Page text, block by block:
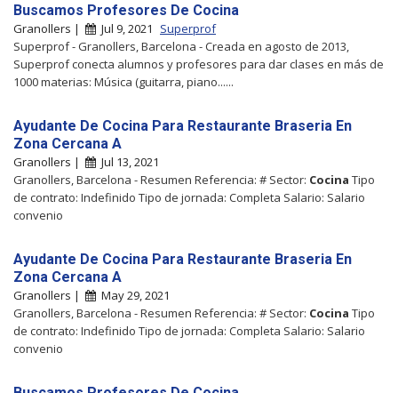
Buscamos Profesores De Cocina
Granollers | Jul 9, 2021
Superprof
Superprof - Granollers, Barcelona - Creada en agosto de 2013,
Superprof conecta alumnos y profesores para dar clases en más de
1000 materias: Música (guitarra, piano......
Ayudante De Cocina Para Restaurante Braseria En
Zona Cercana A
Granollers |
Jul 13, 2021
Granollers, Barcelona - Resumen Referencia: # Sector: Cocina Tipo
de contrato: Indefinido Tipo de jornada: Completa Salario: Salario
convenio
Ayudante De Cocina Para Restaurante Braseria En
Zona Cercana A
Granollers |
May 29, 2021
Granollers, Barcelona - Resumen Referencia: # Sector: Cocina Tipo
de contrato: Indefinido Tipo de jornada: Completa Salario: Salario
convenio